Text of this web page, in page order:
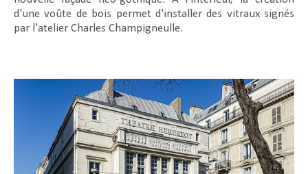
d'une voûte de bois permet d'installer des vitraux signés
par l'atelier Charles Champigneulle.